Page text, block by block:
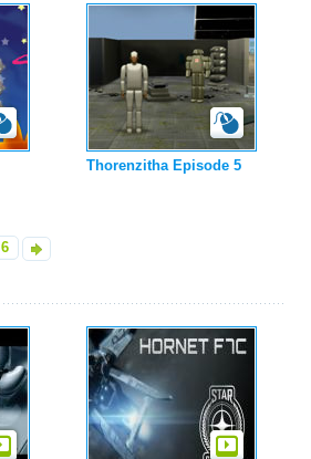
Thorenzitha Episode 5
6»